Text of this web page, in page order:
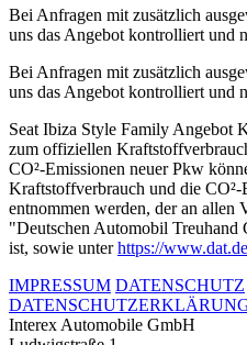
Bei Anfragen mit zusätzlich
uns das Angebot kontrolliert und
Bei Anfragen mit zusätzlich
uns das Angebot kontrolliert und
Seat Ibiza Style Family Angebot
zum offiziellen
CO²-Emissionen neuer Pkw
Kraftstoffverbrauch und die
entnommen werden, der an allen
"Deutschen Automobil
ist, sowie unterhttps://
IMPRESSUM DATENSCHUTZ
Interex Automobile GmbH